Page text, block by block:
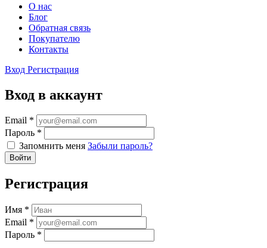
О нас
Блог
Обратная связь
Покупателю
Контакты
Вход Регистрация
Вход в аккаунт
Email *
Пароль *
Запомнить меня Забыли пароль?
Войти
Регистрация
Имя *
Email *
Пароль *